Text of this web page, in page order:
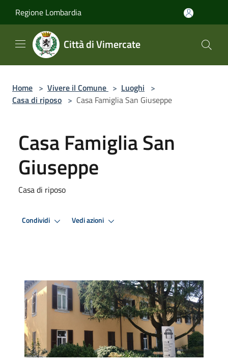
Regione Lombardia
Città di Vimercate
Home > Vivere il Comune > Luoghi >
Casa di riposo > Casa Famiglia San Giuseppe
Casa Famiglia San
Giuseppe
Casa di riposo
Condividi Vedi azioni